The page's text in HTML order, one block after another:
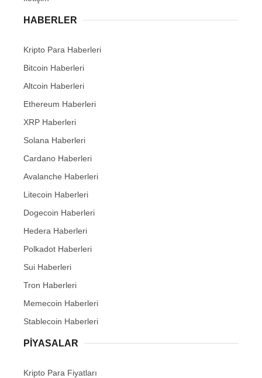
HABERLER
Kripto Para Haberleri
Bitcoin Haberleri
Altcoin Haberleri
Ethereum Haberleri
XRP Haberleri
Solana Haberleri
Cardano Haberleri
Avalanche Haberleri
Litecoin Haberleri
Dogecoin Haberleri
Hedera Haberleri
Polkadot Haberleri
Sui Haberleri
Tron Haberleri
Memecoin Haberleri
Stablecoin Haberleri
PIYASALAR
Kripto Para Fiyatları